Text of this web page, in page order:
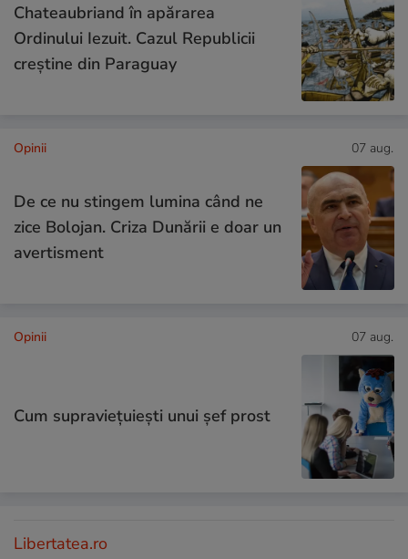
Chateaubriand în apărarea
Ordinului Iezuit. Cazul Republicii
creștine din Paraguay
Opinii 07 aug.
De ce nu stingem lumina când ne
zice Bolojan. Criza Dunării e doar un
avertisment
Opinii 07 aug.
Cum supraviețuiești unui șef prost
Libertatea.ro